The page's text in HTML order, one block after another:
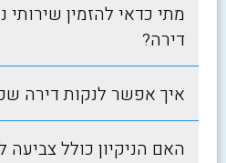
מתי כדאי להזמין שירותי
דירה?
איך אפשר לנקות דירה
האם הניקיון כולל צביעה